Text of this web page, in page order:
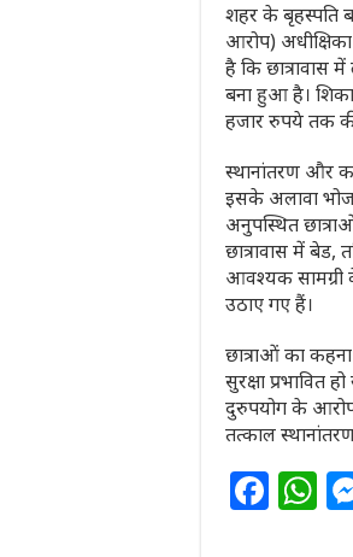
शहर के बृहस्पति
आरोप)
है कि छात्रावास
बना हुआ है।
हजार रुपये तक
स्थानांतरण और
इसके अलावा
अनुपस्थित
छात्रावास में बेड,
आवश्यक सामग्री
उठाए गए हैं।
छात्राओं का
सुरक्षा प्रभावित
दुरुपयोग के आरोप
तत्काल
F W